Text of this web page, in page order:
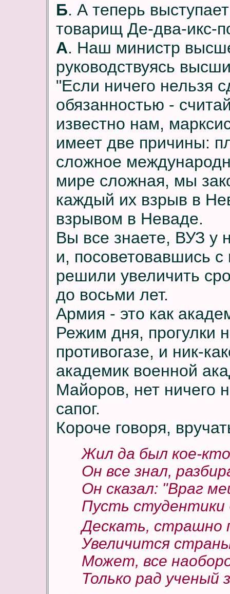
Б. А теперь
товарищ Де-два-икс-
А. Наш министр
руководствуясь
"Если ничего нельзя
обязанностью -
известно нам,
имеет две причины:
сложное
мире сложная, мы
каждый их взрыв в
взрывом в Неваде.
Вы все знаете, ВУЗ у
и, посоветовавшись
решили увеличить
до восьми лет.
Армия - это как
Режим дня, прогулки
противогазе, и ник-
академик военной
Майоров, нет ничего
сапог.
Короче говоря,
Жил да был кое-
Он все знал,
Он сказал: "Враг
Пусть студентики
Дескать, страшно
Увеличится
Может, все
Только рад ученый